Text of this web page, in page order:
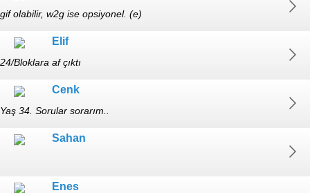
gif olabilir, w2g ise opsiyonel. (e)
Elif
24/Bloklara af çıktı
Cenk
Yaş 34. Sorular sorarım..
Sahan
Enes